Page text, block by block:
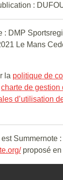
:
: DMP
Le Mans
la politique de
charte de gestion
d’utilisation
Summernote :
proposé en